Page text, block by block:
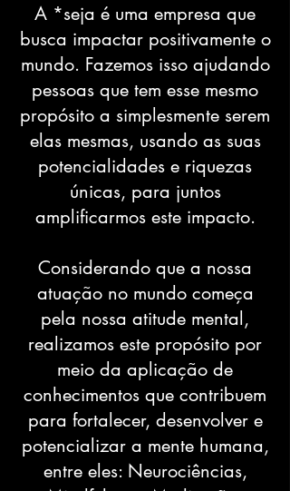
A *seja é uma empresa que
busca impactar positivamente o
mundo. Fazemos isso ajudando
pessoas que tem esse mesmo
propósito a simplesmente serem
elas mesmas, usando as suas
potencialidades e riquezas
únicas, para juntos
amplificarmos este impacto.
Considerando que a nossa
atuação no mundo começa
pela nossa atitude mental,
realizamos este propósito por
meio da aplicação de
conhecimentos que contribuem
para fortalecer, desenvolver e
potencializar a mente humana,
entre eles: Neurociências,